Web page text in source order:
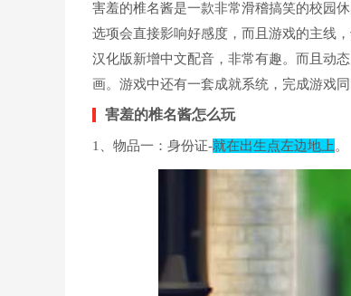
害羞的椎名酱是一款非常滑稽搞笑的校园
选项会直接影响好感度，而且游戏的主线
汉化版新增中文配音，非常有趣。而且动
画。游戏中还有一套成就系统，完成游戏
害羞的椎名酱怎么玩
1、物品一：身份证-就在出生点左边地上 。